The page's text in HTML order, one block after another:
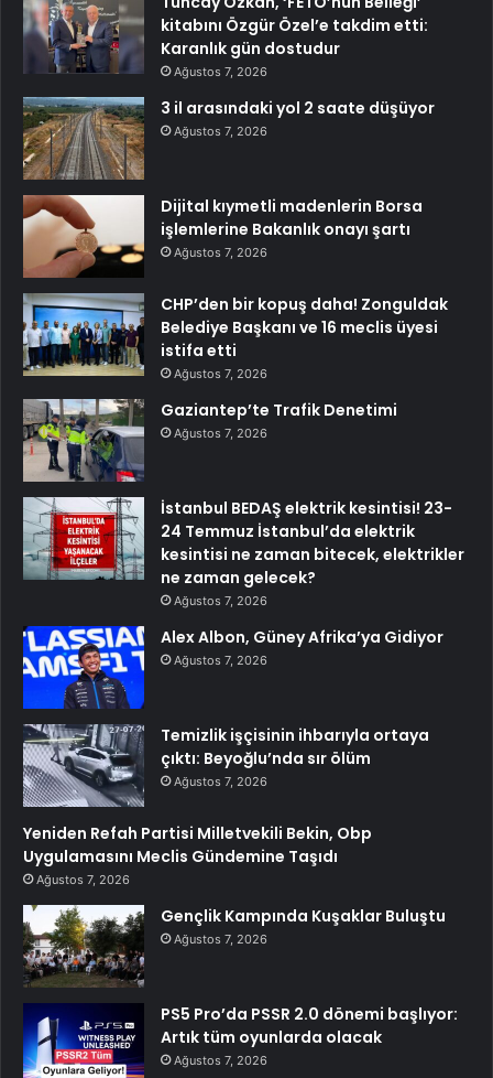
kitabını Özgür Özel’e takdim etti:
Karanlık gün dostudur
Ağustos 7, 2026
3 il arasındaki yol 2 saate düşüyor
Ağustos 7, 2026
Dijital kıymetli madenlerin Borsa
işlemlerine Bakanlık onayı şartı
Ağustos 7, 2026
CHP’den bir kopuş daha! Zonguldak
Belediye Başkanı ve 16 meclis üyesi
istifa etti
Ağustos 7, 2026
Gaziantep’te Trafik Denetimi
Ağustos 7, 2026
İstanbul BEDAŞ elektrik kesintisi! 23-
24 Temmuz İstanbul’da elektrik
kesintisi ne zaman bitecek, elektrikler
ne zaman gelecek?
Ağustos 7, 2026
Alex Albon, Güney Afrika’ya Gidiyor
Ağustos 7, 2026
Temizlik işçisinin ihbarıyla ortaya
çıktı: Beyoğlu’nda sır ölüm
Ağustos 7, 2026
Yeniden Refah Partisi Milletvekili Bekin, Obp
Uygulamasını Meclis Gündemine Taşıdı
Ağustos 7, 2026
Gençlik Kampında Kuşaklar Buluştu
Ağustos 7, 2026
PS5 Pro’da PSSR 2.0 dönemi başlıyor:
Artık tüm oyunlarda olacak
Ağustos 7, 2026